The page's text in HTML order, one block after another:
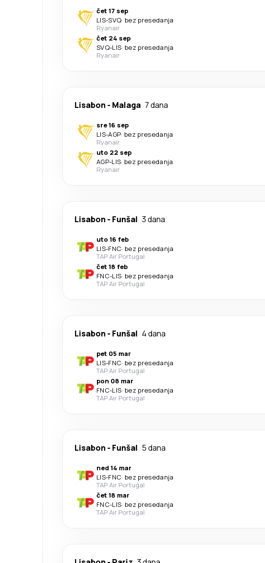
čet 17 sep
LIS-SVQ· bez presedanja
Ryanair
čet 24 sep
SVQ-LIS· bez presedanja
Ryanair
Lisabon - Malaga 7 dana
sre 16 sep
LIS-AGP· bez presedanja
Ryanair
uto 22 sep
AGP-LIS· bez presedanja
Ryanair
Lisabon - Funšal 3 dana
uto 16 feb
LIS-FNC· bez presedanja
TAP Air Portugal
čet 18 feb
FNC-LIS· bez presedanja
TAP Air Portugal
Lisabon - Funšal 4 dana
pet 05 mar
LIS-FNC· bez presedanja
TAP Air Portugal
pon 08 mar
FNC-LIS· bez presedanja
TAP Air Portugal
Lisabon - Funšal 5 dana
ned 14 mar
LIS-FNC· bez presedanja
TAP Air Portugal
čet 18 mar
FNC-LIS· bez presedanja
TAP Air Portugal